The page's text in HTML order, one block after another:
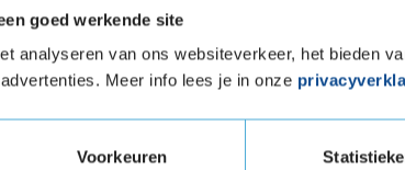
goed werkende site
analyseren van ons websiteverkeer, het bieden
Meer info lees je in onze
Voorkeuren
dankzij de SnowProtect-technologie
dat het interne geluidsniveau van de